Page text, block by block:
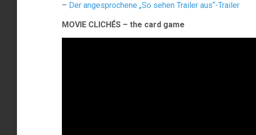
– Der angesprochene „So sehen Trailer aus“-Trailer
MOVIE CLICHÉS – the card game